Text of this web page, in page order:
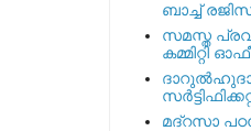
ബാച്ച്
സമസ്ത
കമ്മിറ്റി
മദ്‌റസാ